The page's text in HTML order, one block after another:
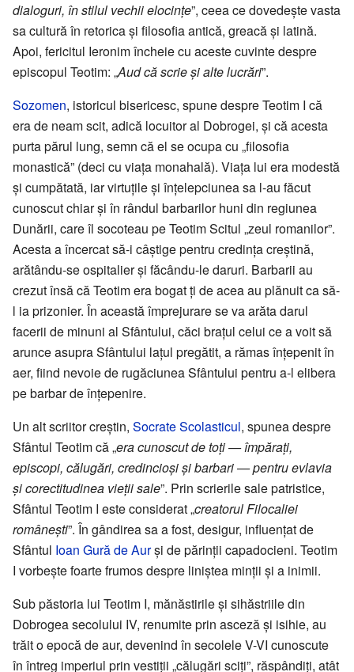
dialoguri, în stilul vechii elocințe”, ceea ce dovedește vasta
sa cultură în retorica și filosofia antică, greacă și latină.
Apoi, fericitul Ieronim încheie cu aceste cuvinte despre
episcopul Teotim: „Aud că scrie și alte lucrări”.
Sozomen, istoricul bisericesc, spune despre Teotim I că
era de neam scit, adică locuitor al Dobrogei, și că acesta
purta părul lung, semn că el se ocupa cu „filosofia
monastică” (deci cu viața monahală). Viața lui era modestă
și cumpătată, iar virtuțile și înțelepciunea sa l-au făcut
cunoscut chiar și în rândul barbarilor huni din regiunea
Dunării, care îl socoteau pe Teotim Scitul „zeul romanilor”.
Acesta a încercat să-i câștige pentru credința creștină,
arătându-se ospitalier și făcându-le daruri. Barbarii au
crezut însă că Teotim era bogat ți de acea au plănuit ca să-
l ia prizonier. În această împrejurare se va arăta darul
facerii de minuni al Sfântului, căci brațul celui ce a voit să
arunce asupra Sfântului lațul pregătit, a rămas înțepenit în
aer, fiind nevoie de rugăciunea Sfântului pentru a-l elibera
pe barbar de înțepenire.
Un alt scriitor creștin, Socrate Scolasticul, spunea despre
Sfântul Teotim că „era cunoscut de toți — împărați,
episcopi, călugări, credincioși și barbari — pentru evlavia
și corectitudinea vieții sale”. Prin scrierile sale patristice,
Sfântul Teotim I este considerat „creatorul Filocaliei
românești”. În gândirea sa a fost, desigur, influențat de
Sfântul Ioan Gură de Aurși de părinții capadocieni. Teotim
I vorbește foarte frumos despre liniștea minții și a inimii.
Sub păstoria lui Teotim I, mănăstirile și sihăstriile din
Dobrogea secolului IV, renumite prin asceză și isihie, au
trăit o epocă de aur, devenind în secolele V-VI cunoscute
în întreg imperiul prin vestiții „călugări sciți”, răspândiți, atât